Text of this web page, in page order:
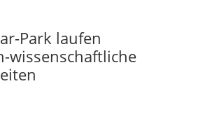
Park laufen
wissenschaftliche